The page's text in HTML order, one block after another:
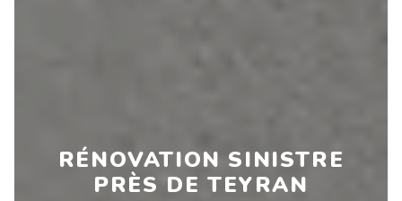
RÉNOVATION SINISTRE
PRÈS DE TEYRAN